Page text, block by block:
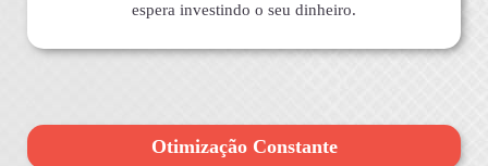
espera investindo o seu dinheiro.
Otimização Constante